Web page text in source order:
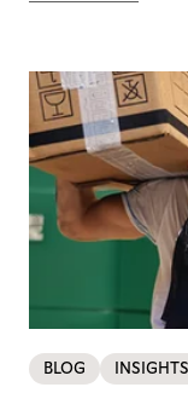
BLOG INSIGHTS